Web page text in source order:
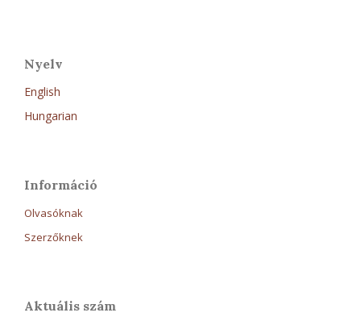
Nyelv
English
Hungarian
Információ
Olvasóknak
Szerzőknek
Aktuális szám